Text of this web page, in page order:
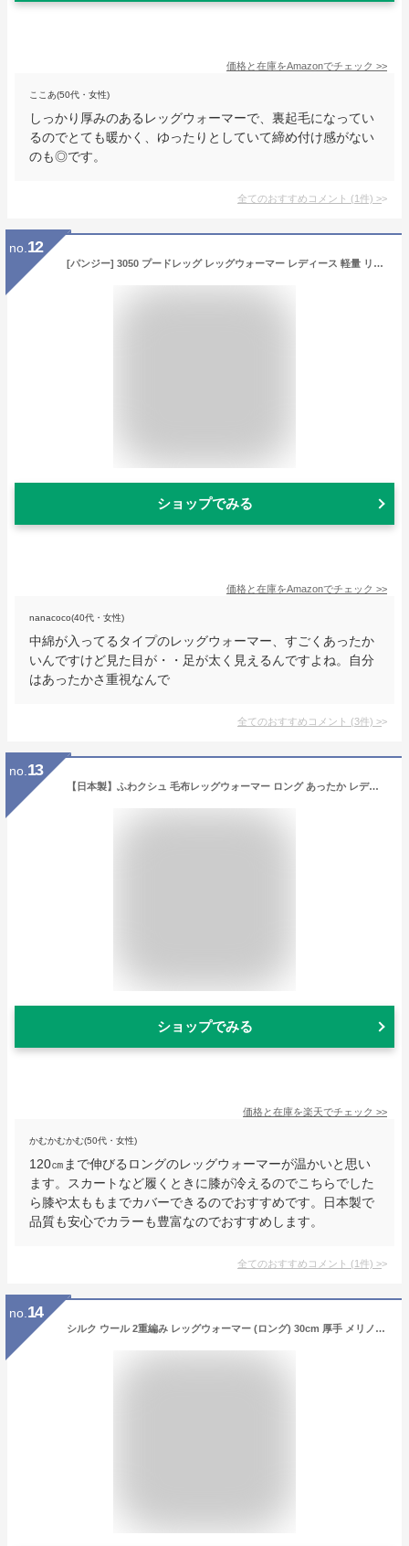
価格と在庫をAmazonでチェック >>
ここあ(50代・女性)
しっかり厚みのあるレッグウォーマーで、裏起毛になってい
るのでとても暖かく、ゆったりとしていて締め付け感がない
のも◎です。
全てのおすすめコメント (1件) >
no. 12
[パンジー] 3050 プードレッグ レッグウォーマー レディース 軽量 リバーシブル ブラック
ショップでみる
価格と在庫をAmazonでチェック >>
nanacoco(40代・女性)
中綿が入ってるタイプのレッグウォーマー、すごくあったか
いんですけど見た目が・・足が太く見えるんですよね。自分
はあったかさ重視なんで
全てのおすすめコメント (3件) >
no. 13
【日本製】ふわクシュ 毛布レッグウォーマー ロング あったか レディース ベビーピンク/コスモス/キャメル/オレンジ/クリーム/ライム/エメラルドグリーン/パウダーブルー/ラベンダー/ブラック フリーサイズ （メール便不可）／21AW
ショップでみる
価格と在庫を楽天でチェック >>
かむかむかむ(50代・女性)
120㎝まで伸びるロングのレッグウォーマーが温かいと思い
ます。スカートなど履くときに膝が冷えるのでこちらでした
ら膝や太ももまでカバーできるのでおすすめです。日本製で
品質も安心でカラーも豊富なのでおすすめします。
全てのおすすめコメント (1件) >
no. 14
シルク ウール 2重編み レッグウォーマー (ロング) 30cm 厚手 メリノウール 日本製 レディース シルク silk ウール 保温 足首 千代治 自社生産【ネコポス送料無料】ウール100% 足首ウォーマー 防寒 サポーター おしゃれ かわいい 冷え性